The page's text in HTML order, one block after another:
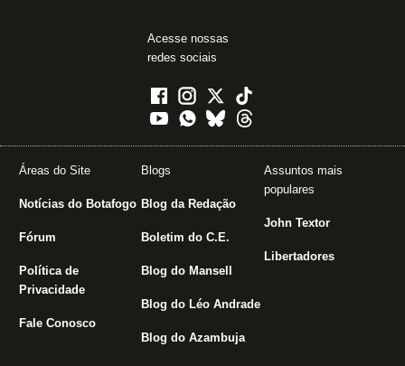
Acesse nossas
redes sociais
Áreas do Site
Notícias do Botafogo
Fórum
Política de
Privacidade
Fale Conosco
Blogs
Blog da Redação
Boletim do C.E.
Blog do Mansell
Blog do Léo Andrade
Blog do Azambuja
Assuntos mais
populares
John Textor
Libertadores